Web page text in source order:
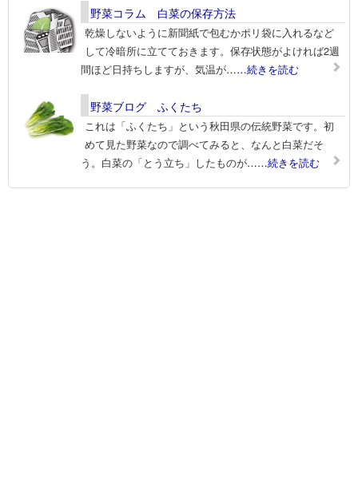
野菜コラム 白菜の保存方法
乾燥しないように新聞紙で包むかポリ袋に入れるなど
して冷暗所に立てておきます。保存状態がよければ2週
間ほど日持ちしますが、気温が……続きを読む
野菜ブログ ふくたち
これは「ふくたち」という秋田県の伝統野菜です。初
めて見た野菜なので調べてみると、なんと白菜だそ
う。白菜の「とう立ち」したものが……続きを読む